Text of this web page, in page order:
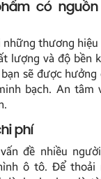
có
những thương
lượng và độ bền
sẽ được hưởng
bạch. An tâm
phí
đề nhiều
ô tô. Để thoải